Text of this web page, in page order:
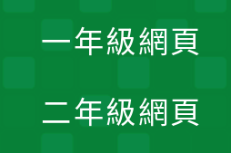
一年級網頁
二年級網頁